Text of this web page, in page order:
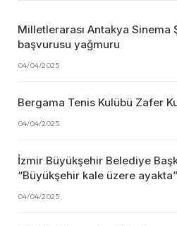
Milletlerarası Antakya Sinema
başvurusu yağmuru
04/04/2025
Bergama Tenis Kulübü Zafer
04/04/2025
İzmir Büyükşehir Belediye
“Büyükşehir kale üzere ayakta”
04/04/2025